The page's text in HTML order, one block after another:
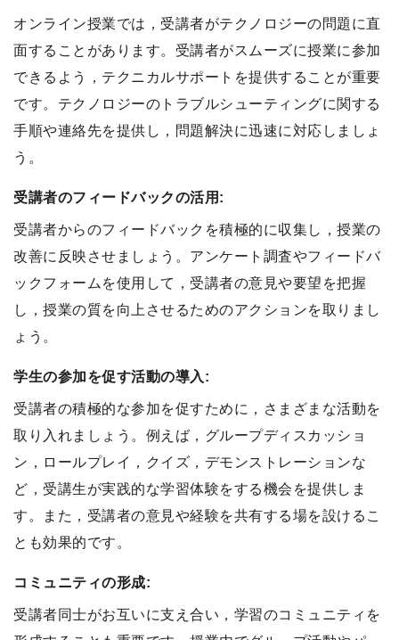
オンライン授業では，受講者がテクノロジーの問題に直
面することがあります。受講者がスムーズに授業に参加
できるよう，テクニカルサポートを提供することが重要
です。テクノロジーのトラブルシューティングに関する
手順や連絡先を提供し，問題解決に迅速に対応しましょ
う。
受講者のフィードバックの活用:
受講者からのフィードバックを積極的に収集し，授業の
改善に反映させましょう。アンケート調査やフィードバ
ックフォームを使用して，受講者の意見や要望を把握
し，授業の質を向上させるためのアクションを取りまし
ょう。
学生の参加を促す活動の導入:
受講者の積極的な参加を促すために，さまざまな活動を
取り入れましょう。例えば，グループディスカッショ
ン，ロールプレイ，クイズ，デモンストレーションな
ど，受講生が実践的な学習体験をする機会を提供しま
す。また，受講者の意見や経験を共有する場を設けるこ
とも効果的です。
コミュニティの形成:
受講者同士がお互いに支え合い，学習のコミュニティを